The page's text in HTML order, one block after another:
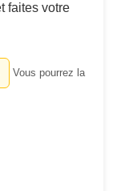
faites votre
Vous pourrez la